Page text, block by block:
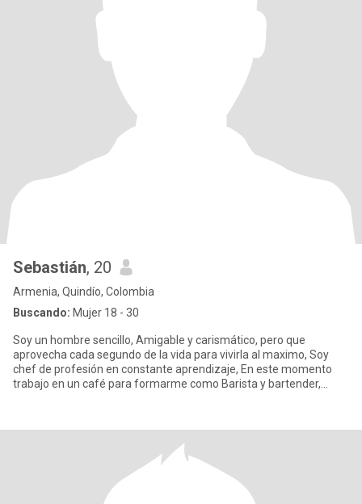
Sebastián, 20
Armenia, Quindío, Colombia
Buscando: Mujer 18 - 30
Soy un hombre sencillo, Amigable y carismático, pero que
aprovecha cada segundo de la vida para vivirla al maximo, Soy
chef de profesión en constante aprendizaje, En este momento
trabajo en un café para formarme como Barista y bartender,